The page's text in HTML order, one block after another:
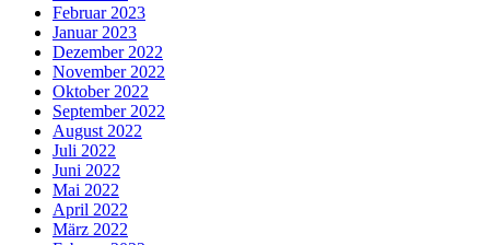
Februar 2023
Januar 2023
Dezember 2022
November 2022
Oktober 2022
September 2022
August 2022
Juli 2022
Juni 2022
Mai 2022
April 2022
März 2022